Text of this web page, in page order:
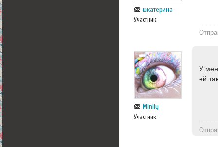
шкатерина
Участник
Minily
Участник
У
ей